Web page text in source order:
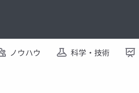
ノウハウ 科学・技術